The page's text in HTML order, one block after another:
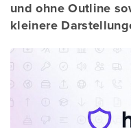
und ohne Outline
kleinere